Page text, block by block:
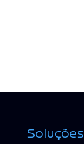
Soluções